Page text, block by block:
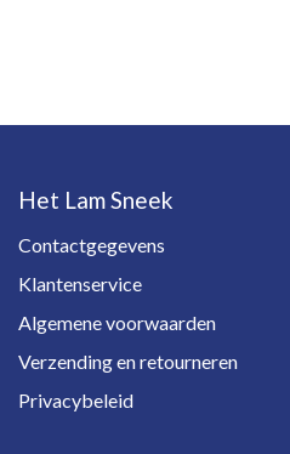
Het Lam Sneek
Contactgegevens
Klantenservice
Algemene voorwaarden
Verzending en retourneren
Privacybeleid